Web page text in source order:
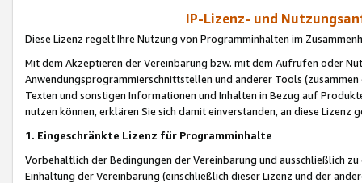
IP-Lizenz- und
Diese Lizenz regelt Ihre Nutzung von Programminhalten im
Mit dem Akzeptieren der Vereinbarung bzw. mit dem Aufrufen oder
Anwendungsprogrammierschnittstellen und anderer Tools (zusammen
Texten und sonstigen Informationen und Inhalten in Bezug auf
nutzen können, erklären Sie sich damit einverstanden, an diese Lizenz
1. Eingeschränkte Lizenz für Programminhalte
Vorbehaltlich der Bedingungen der Vereinbarung und ausschließlich
Einhaltung der Vereinbarung (einschließlich dieser Lizenz und der